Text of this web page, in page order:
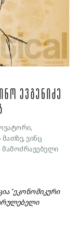
ᲔᲕᲒᲔᲜᲘᲫᲔ
ვინც
მამოძრავებელი
"ეკონომიკური